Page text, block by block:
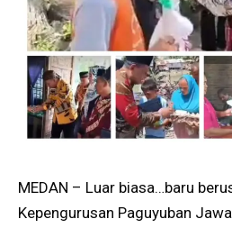
MEDAN – Luar biasa…baru
Kepengurusan Paguyuban